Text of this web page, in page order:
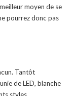
moyen de se
pourrez donc pas
Tantôt
de LED, blanche